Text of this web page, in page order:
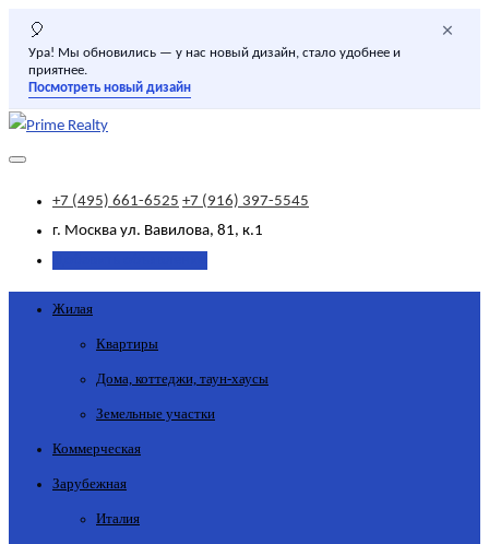
🎈
Ура! Мы обновились — у нас новый дизайн, стало удобнее и
приятнее.
Посмотреть новый дизайн
×
+7 (495) 661-6525 +7 (916) 397-5545
г. Москва ул. Вавилова, 81, к.1
Жилая
Квартиры
Дома, коттеджи, таун-хаусы
Земельные участки
Коммерческая
Зарубежная
Италия